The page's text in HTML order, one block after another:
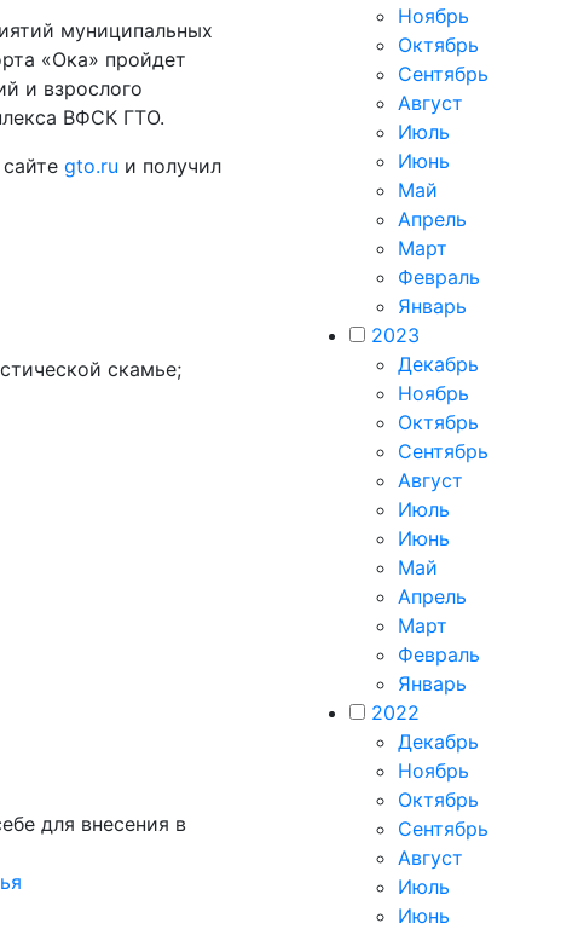
муниципальных
«Ока» пройдет
и взрослого
ВФСК ГТО.
gto.ru и получил
скамье;
для внесения в
Ноябрь
Октябрь
Сентябрь
Август
Июль
Июнь
Май
Апрель
Март
Февраль
Январь
2023
Декабрь
Ноябрь
Октябрь
Сентябрь
Август
Июль
Июнь
Май
Апрель
Март
Февраль
Январь
2022
Декабрь
Ноябрь
Октябрь
Сентябрь
Август
Июль
Июнь